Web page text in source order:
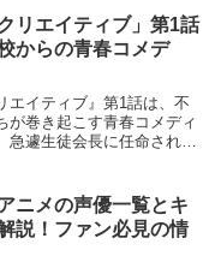
います。この記事では、オ
リエイティブ」第1話
からの青春コメデ
エイティブ』第1話は、不
が巻き起こす青春コメディ
急遽生徒会長に任命された
は、ゲームでは描かれなか
ニメの声優一覧とキ
説！ファン必見の情